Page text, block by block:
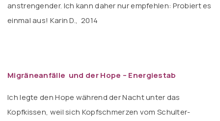
anstrengender. Ich kann daher nur empfehlen: Probiert es
einmal aus! Karin D., 2014
Migräneanfälle und der Hope – Energiestab
Ich legte den Hope während der Nacht unter das
Kopfkissen, weil sich Kopfschmerzen vom Schulter-